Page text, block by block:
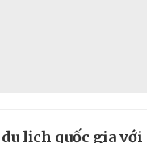
lịch quốc gia với